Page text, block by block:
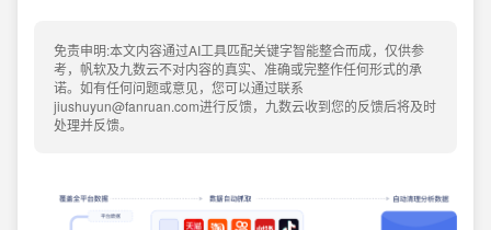
免责申明:本文内容通过AI工具匹配关键字智能整合而成，仅供参
考，帆软及九数云不对内容的真实、准确或完整作任何形式的承
诺。如有任何问题或意见，您可以通过联系
jiushuyun@fanruan.com进行反馈，九数云收到您的反馈后将及时
处理并反馈。